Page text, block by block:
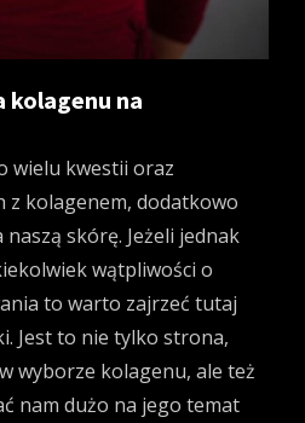
kolagenu na
wielu kwestii oraz
z kolagenem, dodatkowo
skórę. Jeżeli jednak
wątpliwości o
to warto zajrzeć tutaj
. Jest to nie tylko strona,
wyborze kolagenu, ale też
nam dużo na jego temat